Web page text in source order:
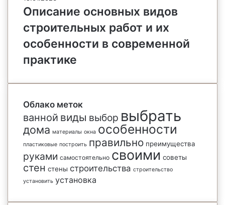
Описание основных видов
строительных работ и их
особенности в современной
практике
Облако меток
ванной виды выбор выбрать
дома материалы окна особенности
пластиковые построить правильно преимущества
руками самостоятельно своими советы
стен стены строительства строительство
установить установка